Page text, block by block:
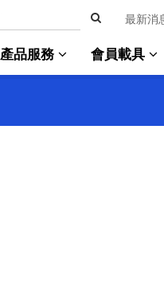
最新消
產品服務 會員載具